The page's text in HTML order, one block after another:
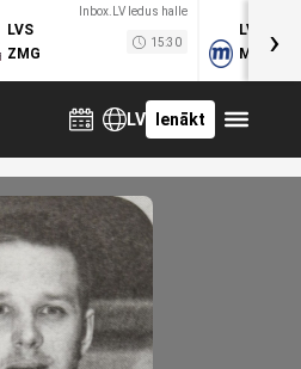
Inbox.LV ledus halle
LVS
ZMG
15:30
LVB
MOG›
LV Ienākt